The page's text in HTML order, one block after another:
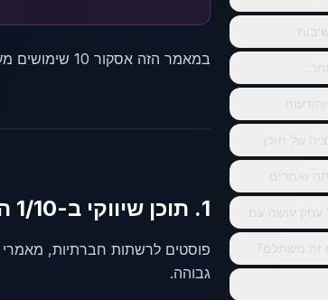
במאמר הזה אסקור 10 שימושים מעשיים, עם כלים מומלצים, דוגמאות אמיתיות ו-ROI ברור.
1. תוכן שיווקי ב-1/10 הזמן
גבוהה.